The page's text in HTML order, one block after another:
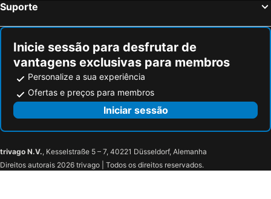
Suporte
Inicie sessão para desfrutar de
vantagens exclusivas para membros
Personalize a sua experiência
Ofertas e preços para membros
Iniciar sessão
trivago N.V., Kesselstraße 5 – 7, 40221 Düsseldorf, Alemanha
Direitos autorais 2026 trivago | Todos os direitos reservados.